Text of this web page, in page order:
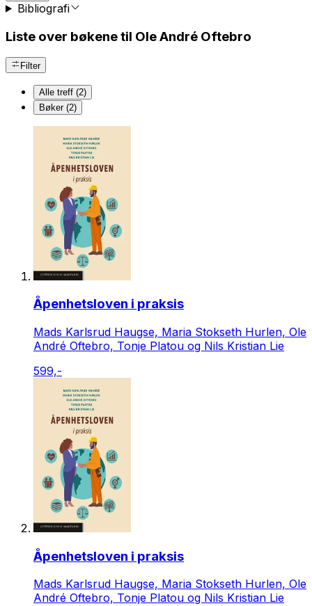
Bibliografi
Liste over bøkene til Ole André Oftebro
Filter
Alle treff (2)
Bøker (2)
Åpenhetsloven i praksis
Mads Karlsrud Haugse, Maria Stokseth Hurlen, Ole
André Oftebro, Tonje Platou og Nils Kristian Lie
599,-
Åpenhetsloven i praksis
Mads Karlsrud Haugse, Maria Stokseth Hurlen, Ole
André Oftebro, Tonje Platou og Nils Kristian Lie